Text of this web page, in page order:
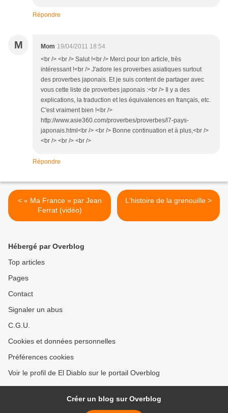
Répondre
M Mom 19/04/2011 18:54
<br /> <br /> Salut !<br /> Merci pour ton article, très
intéressant !<br /> J'adore les proverbes asiatiques surtout
des proverbes japonais. Et je suis content de partager avec
vous cette liste de proverbes japonais :<br /> Il y a des
explications, la traduction et les équivalences en français, etc.
C'est vraiment bien !<br />
http://www.asie360.com/proverbes/proverbes/l7-pays-
japonais.html<br /> <br /> Bonne continuation et à plus,<br />
<br /> <br /> <br />
Répondre
< « Ma France » par Jean
Ferrat (vidéo)
L'histoire de la grenouille >
Hébergé par Overblog
Top articles
Pages
Contact
Signaler un abus
C.G.U.
Cookies et données personnelles
Préférences cookies
Voir le profil de El Diablo sur le portail Overblog
Créer un blog sur Overblog